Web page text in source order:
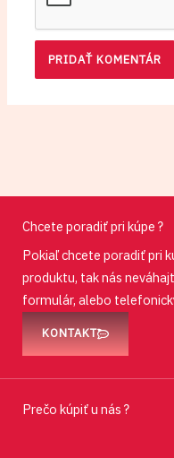
Chcete poradiť pri kúpe ?
Pokiaľ chcete poradiť pri
produktu, tak nás
formulár, alebo
KONTAKT
Prečo kúpiť u nás ?